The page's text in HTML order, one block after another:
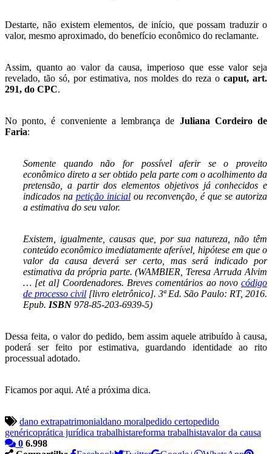
Destarte, não existem elementos, de início, que possam traduzir o
valor, mesmo aproximado, do benefício econômico do reclamante.
Assim, quanto ao valor da causa, imperioso que esse valor seja
revelado, tão só, por estimativa, nos moldes do reza o caput, art.
291, do CPC.
No ponto, é conveniente a lembrança de Juliana Cordeiro de
Faria:
Somente quando não for possível aferir se o proveito
econômico direto a ser obtido pela parte com o acolhimento da
pretensão, a partir dos elementos objetivos já conhecidos e
indicados na petição inicial ou reconvenção, é que se autoriza
a estimativa do seu valor.
Existem, igualmente, causas que, por sua natureza, não têm
conteúdo econômico imediatamente aferível, hipótese em que o
valor da causa deverá ser certo, mas será indicado por
estimativa da própria parte. (WAMBIER, Teresa Arruda Alvim
… [et al] Coordenadores. Breves comentários ao novo código
de processo civil [livro eletrônico]. 3ª Ed. São Paulo: RT, 2016.
Epub. ISBN 978-85-203-6939-5)
Dessa feita, o valor do pedido, bem assim aquele atribuído à causa,
poderá ser feito por estimativa, guardando identidade ao rito
processual adotado.
Ficamos por aqui. Até a próxima dica.
dano extrapatrimonialdano moralpedido certopedido
genéricoprática jurídica trabalhistareforma trabalhistavalor da causa
0 6.998